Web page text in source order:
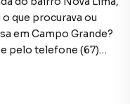
que procurava ou
em Campo Grande?
pelo telefone (67)